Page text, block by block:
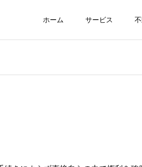
ホーム サービス